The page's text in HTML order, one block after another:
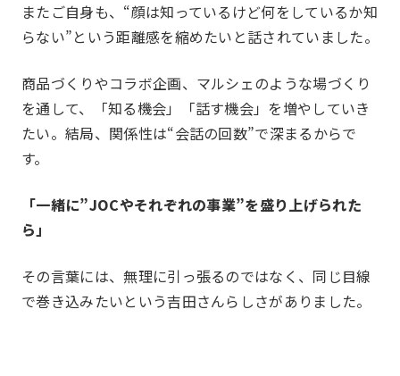
またご自身も、“顔は知っているけど何をしているか知
らない”という距離感を縮めたいと話されていました。
商品づくりやコラボ企画、マルシェのような場づくり
を通して、「知る機会」「話す機会」を増やしていき
たい。結局、関係性は“会話の回数”で深まるからで
す。
「一緒に”JOCやそれぞれの事業”を盛り上げられた
ら」
その言葉には、無理に引っ張るのではなく、同じ目線
で巻き込みたいという吉田さんらしさがありました。